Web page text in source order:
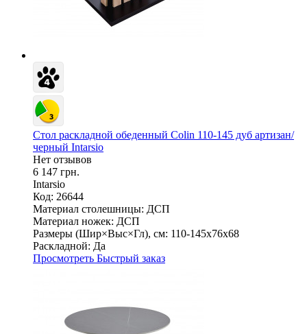
Стол раскладной обеденный Colin 110-145 дуб артизан/
черный Intarsio
Нет отзывов
6 147 грн.
Intarsio
Код: 26644
Материал столешницы: ДСП
Материал ножек: ДСП
Размеры (Шир×Выс×Гл), см: 110-145х76х68
Раскладной: Да
Просмотреть Быстрый заказ